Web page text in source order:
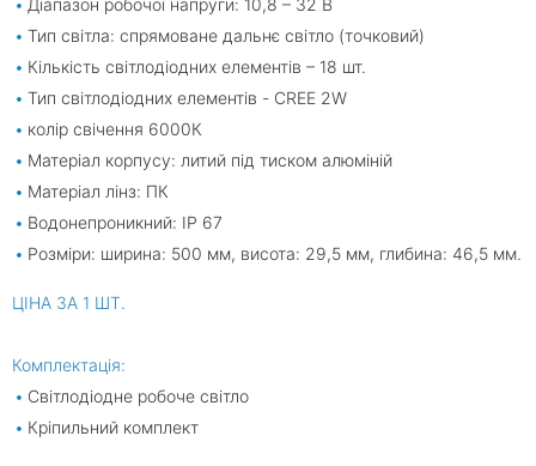
Діапазон робочої напруги: 10,8 – 32 В
Тип світла: спрямоване дальнє світло (точковий)
Кількість світлодіодних елементів – 18 шт.
Тип світлодіодних елементів - CREE 2W
колір свічення 6000К
Матеріал корпусу: литий під тиском алюміній
Матеріал лінз: ПК
Водонепроникний: IP 67
Розміри: ширина: 500 мм, висота: 29,5 мм, глибина: 46,5 мм.
ЦІНА ЗА 1 ШТ.
Комплектація:
Світлодіодне робоче світло
Кріпильний комплект